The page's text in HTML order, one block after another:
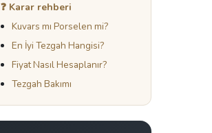
❓ Karar rehberi
Kuvars mı Porselen mi?
En İyi Tezgah Hangisi?
Fiyat Nasıl Hesaplanır?
Tezgah Bakımı